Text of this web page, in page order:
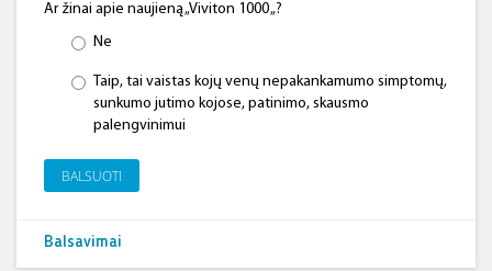
Ar žinai apie naujieną „Viviton 1000 „?
Ne
Taip, tai vaistas kojų venų nepakankamumo simptomų,
sunkumo jutimo kojose, patinimo, skausmo
palengvinimui
BALSUOTI
Balsavimai